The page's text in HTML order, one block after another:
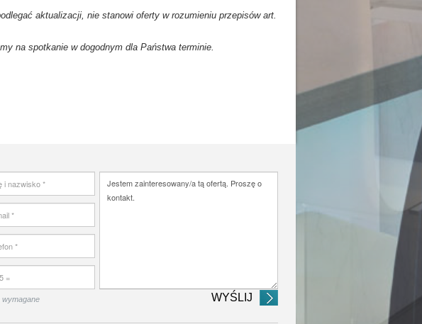
aktualizacji, nie stanowi oferty w rozumieniu przepisów art.
na spotkanie w dogodnym dla Państwa terminie.
wymagane